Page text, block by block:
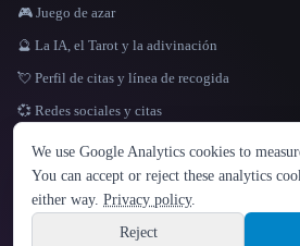
IDIOMA
English español Français
Hindi
🎮 Juego de azar
🔮 La IA, el Tarot y la adivinación
💘 Perfil de citas y línea de recogida
💞 Redes sociales y citas
Site information
© 2026 That AI Collection. Todos los derechos
política de privacidad·
build de3d624c
We use Google Analytics cookies to
You can accept or reject these analytics
either way. Privacy policy.
Reject